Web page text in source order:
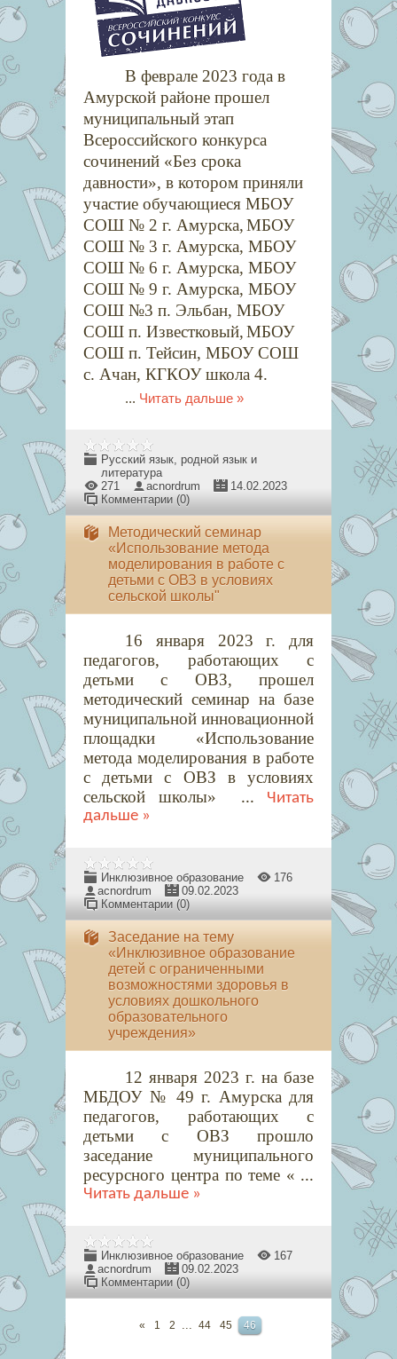
В феврале 2023 года в
Амурской районе прошел
муниципальный этап
Всероссийского конкурса
сочинений «Без срока
давности», в котором приняли
участие обучающиеся МБОУ
СОШ № 2 г. Амурска,МБОУ
СОШ № 3 г. Амурска, МБОУ
СОШ № 6 г. Амурска, МБОУ
СОШ № 9 г. Амурска, МБОУ
СОШ №3 п. Эльбан, МБОУ
СОШ п. Известковый,МБОУ
СОШ п. Тейсин, МБОУ СОШ
с. Ачан, КГКОУ школа 4.
... Читать дальше »
Русский язык, родной язык и
литература
271
acnordrum
14.02.2023
Комментарии (0)
Методический семинар
«Использование метода
моделирования в работе с
детьми с ОВЗ в условиях
сельской школы"
16 января 2023 г. для
педагогов, работающих с
детьми с ОВЗ, прошел
методический семинар на базе
муниципальной инновационной
площадки «Использование
метода моделирования в работе
с детьми с ОВЗ в условиях
сельской школы»
... Читать
дальше »
Инклюзивное образование
176
acnordrum
09.02.2023
Комментарии (0)
Заседание на тему
«Инклюзивное образование
детей с ограниченными
возможностями здоровья в
условиях дошкольного
образовательного
учреждения»
12 января 2023 г. на базе
МБДОУ № 49 г. Амурска для
педагогов, работающих с
детьми с ОВЗ прошло
заседание муниципального
ресурсного центра по теме « ...
Читать дальше »
Инклюзивное образование
167
acnordrum
09.02.2023
Комментарии (0)
« 1 2 ... 44 45 46